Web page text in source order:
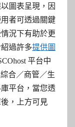
圖表呈現，因
者可透過關鍵
況下有助於更
過許多提供圖
平台中
合／商管／生
平台，當您透
，上方可見